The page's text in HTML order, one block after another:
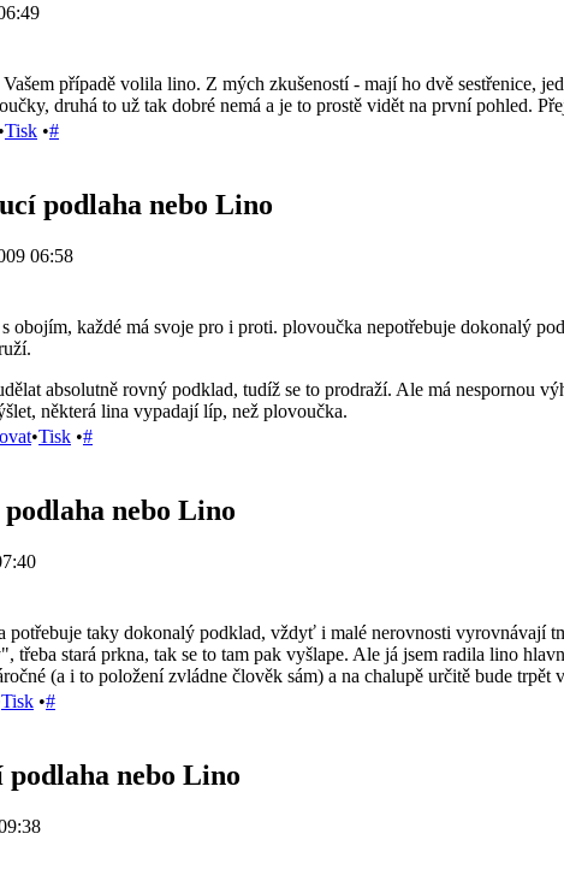
případě volila lino. Z mých zkušeností - mají ho dvě sestřenice,
druhá to už tak dobré nemá a je to prostě vidět na první pohled.
•Tisk •#
podlaha nebo Lino
06:58
obojím, každé má svoje pro i proti. plovoučka nepotřebuje dokonalý
absolutně rovný podklad, tudíž se to prodraží. Ale má nespornou
některá lina vypadají líp, než plovoučka.
•Tisk •#
nebo Lino
potřebuje taky dokonalý podklad, vždyť i malé nerovnosti vyrovnávají
třeba stará prkna, tak se to tam pak vyšlape. Ale já jsem radila lino
(a i to položení zvládne člověk sám) a na chalupě určitě bude
Tisk •#
podlaha nebo Lino